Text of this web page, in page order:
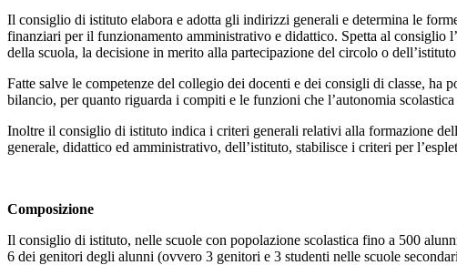
Il consiglio di istituto elabora e adotta gli indirizzi generali e determina le
finanziari per il funzionamento amministrativo e didattico. Spetta al consiglio
della scuola, la decisione in merito alla partecipazione del circolo o
Fatte salve le competenze del collegio dei docenti e dei consigli di classe,
bilancio, per quanto riguarda i compiti e le funzioni che l’autonomia
Inoltre il consiglio di istituto indica i criteri generali relativi alla formazione
generale, didattico ed amministrativo, dell’istituto, stabilisce i criteri per
Composizione
Il consiglio di istituto, nelle scuole con popolazione scolastica fino a 500
6 dei genitori degli alunni (ovvero 3 genitori e 3 studenti nelle scuole